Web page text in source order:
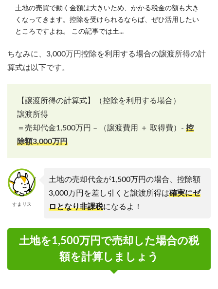
土地の売買で動く金額は大きいため、かかる税金の額も大き
くなってきます。控除を受けられるならば、ぜひ活用したい
ところですよね。 この記事では土...
ちなみに、3,000万円控除を利用する場合の譲渡所得の計
算式は以下です。
【譲渡所得の計算式】（控除を利用する場合）
譲渡所得
＝売却代金1,500万円 – （譲渡費用 ＋ 取得費）- 控
除額3,000万円
すまリス
土地の売却代金が1,500万円の場合、控除額
3,000万円を差し引くと譲渡所得は確実にゼ
ロとなり非課税になるよ！
土地を1,500万円で売却した場合の税
額を計算しましょう